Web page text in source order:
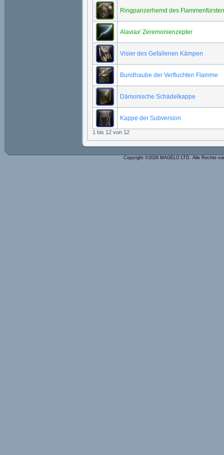
Ringpanzerhemd des Flammenfürsten
Alaviax' Zeremonienzepter
Visier des Gefallenen Kämpen
Bundhaube der Verfluchten Flamme
Dämonische Schädelkappe
Kappe der Subversion
1 bis 12 von 12
Copyright ©2026 MAGELO LTD. Alle Rechte